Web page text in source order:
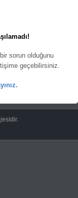
sorun olduğunu
geçebilirsiniz.